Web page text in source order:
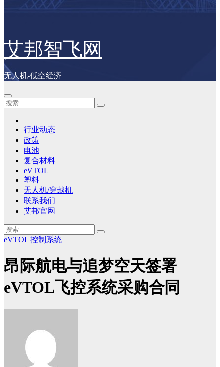
艾邦智飞网
无人机-低空经济
行业动态
政策
电池
复合材料
eVTOL
塑料
无人机/穿越机
联系我们
艾邦官网
eVTOL 控制系统
昂际航电与追梦空天签署
eVTOL飞控系统采购合同